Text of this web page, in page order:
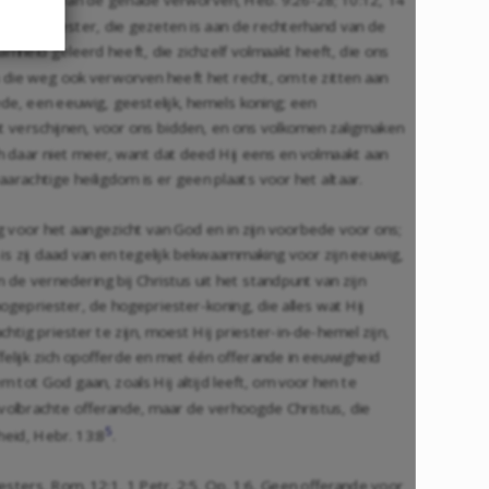
, hogepriester, die gezeten is aan de rechterhand van de
geleerd heeft, die zichzelf volmaakt heeft, die ons
weg ook verworven heeft het recht, om te zitten aan
een eeuwig, geestelijk, hemels koning; een
voor ons bidden, en ons volkomen zaligmaken
niet meer, want dat deed Hij eens en volmaakt aan
heiligdom is er geen plaats voor het altaar.
het aangezicht van God en in zijn voorbede voor ons;
daad van en tegelijk bekwaammaking voor zijn eeuwig,
de vernedering bij Christus uit het standpunt van zijn
de hogepriester-koning, die alles wat Hij
priester te zijn, moest Hij priester-in-de-hemel zijn,
zich opofferde en met één offerande in eeuwigheid
tot God gaan, zoals Hij altijd leeft, om voor hen te
offerande, maar de verhoogde Christus, die
Hebr. 13:85